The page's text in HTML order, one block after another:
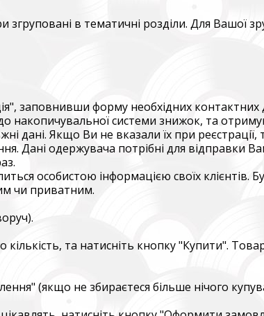
згруповані в тематичні розділи. Для
заповнивши форму необхідних
накопичувальної системи знижок, та
дані. Якщо Ви не вказали їх при
Дані одержувача потрібні для відправки
особистою інформацією своїх клієнтів.
чи приватним.
кількість, та натисніть кнопку "Купити".
(якщо не збираєтеся більше нічого
ПІДТРИМАТИ ЗБРОЙНІ СИЛИ
живим
Back Alive
оптику, квадрокоптери, автомобілі, системи
Foundation purchases equipment that helps saving the
фонд Сергія Притули
Foundation Serhiy Prytula